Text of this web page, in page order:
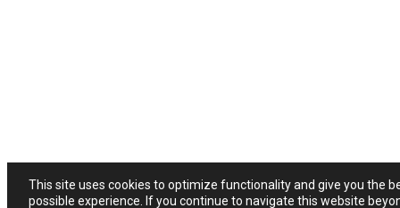
This site uses cookies to optimize functionality and give you the
possible experience. If you continue to navigate this website